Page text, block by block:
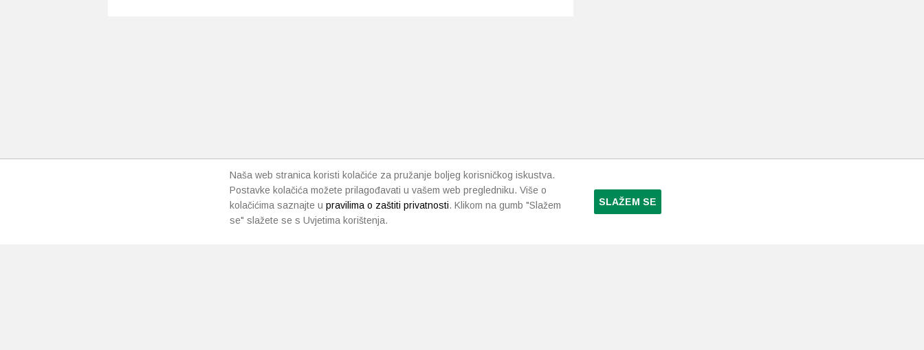
Naša web stranica koristi kolačiće za pružanje boljeg korisničkog iskustva.
Postavke kolačića možete prilagođavati u vašem web pregledniku. Više o
kolačićima saznajte u pravilima o zaštiti privatnosti. Klikom na gumb "Slažem
se" slažete se s Uvjetima korištenja.
SLAŽEM SE